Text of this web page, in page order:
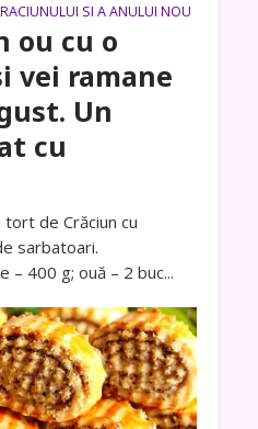
SI A ANULUI NOU
ou cu o
vei ramane
Un
cu
de Crăciun cu
sarbatoari.
400 g; ouă – 2 buc...